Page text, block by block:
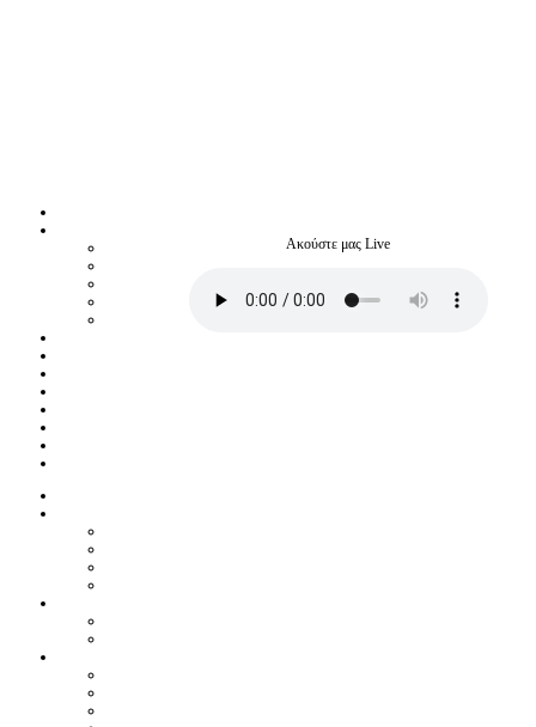
Ακούστε μας Live